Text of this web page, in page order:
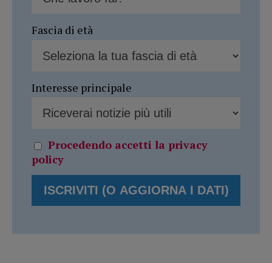
Fascia di età
Interesse principale
Procedendo accetti la privacy
policy